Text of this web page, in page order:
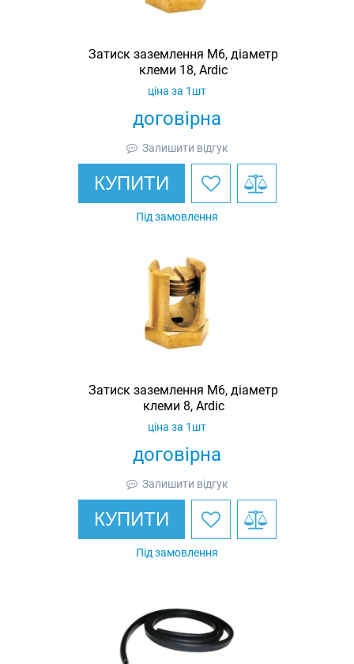
Затиск заземлення M6, діаметр
клеми 18, Ardic
договірна
ціна за 1шт
Залишити відгук
КУПИТИ
Під замовлення
Затиск заземлення M6, діаметр
клеми 8, Ardic
договірна
ціна за 1шт
Залишити відгук
КУПИТИ
Під замовлення